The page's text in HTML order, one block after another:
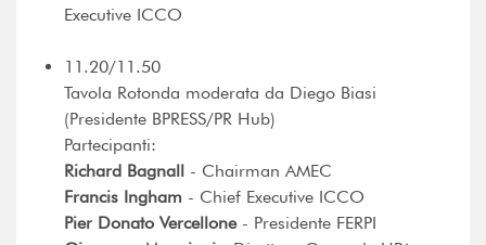
Executive ICCO
11.20/11.50
Tavola Rotonda moderata da Diego Biasi
(Presidente BPRESS/PR Hub)
Partecipanti:
Richard Bagnall - Chairman AMEC
Francis Ingham - Chief Executive ICCO
Pier Donato Vercellone- Presidente FERPI